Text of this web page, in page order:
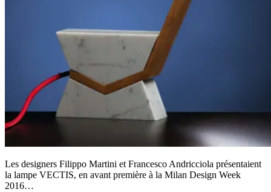
Les designers Filippo Martini et Francesco Andricciola présentaient
la lampe VECTIS, en avant première à la Milan Design Week
2016…